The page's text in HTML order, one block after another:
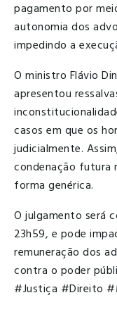
pagamento por
autonomia dos
impedindo a
O ministro Flávio
apresentou
casos em que os
judicialmente.
condenação futura
forma genérica.
O julgamento será
23h59, e pode
remuneração dos
contra o poder
#Justiça #Direito